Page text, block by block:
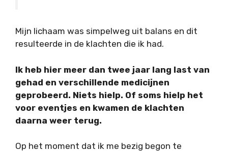
Mijn lichaam was simpelweg uit balans en dit
resulteerde in de klachten die ik had.
Ik heb hier meer dan twee jaar lang last van
gehad en verschillende medicijnen
geprobeerd. Niets hielp. Of soms hielp het
voor eventjes en kwamen de klachten
daarna weer terug.
Op het moment dat ik me bezig begon te